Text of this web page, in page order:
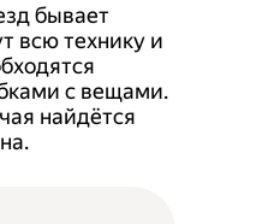
бывает
всю технику и
с вещами.
найдётся